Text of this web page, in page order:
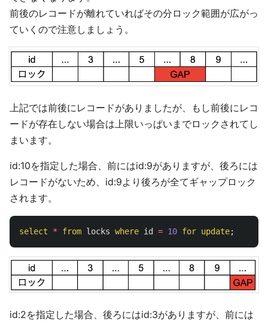
前後のレコードが離れていればその分ロック範囲が広がっ
ていくので注意しましょう。
上記では前後にレコードがありましたが、もし前後にレコ
ードが存在しない場合は上限いっぱいまでロックされてし
まいます。
id:10を指定した場合、前にはid:9がありますが、後ろには
レコードがないため、id:9より後ろが全てギャップロック
されます。
select * from locks where id = 10 for update;
id:2を指定した場合、後ろにはid:3がありますが、前には